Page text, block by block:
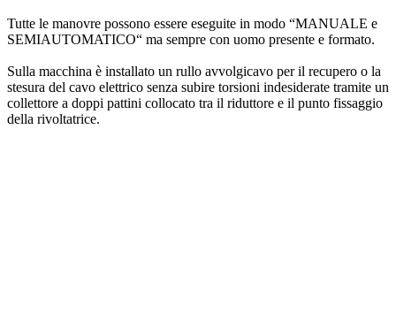
Tutte le manovre possono essere eseguite in modo “MANUALE e
SEMIAUTOMATICO“ ma sempre con uomo presente e formato.
Sulla macchina è installato un rullo avvolgicavo per il recupero o la
stesura del cavo elettrico senza subire torsioni indesiderate tramite un
collettore a doppi pattini collocato tra il riduttore e il punto fissaggio
della rivoltatrice.